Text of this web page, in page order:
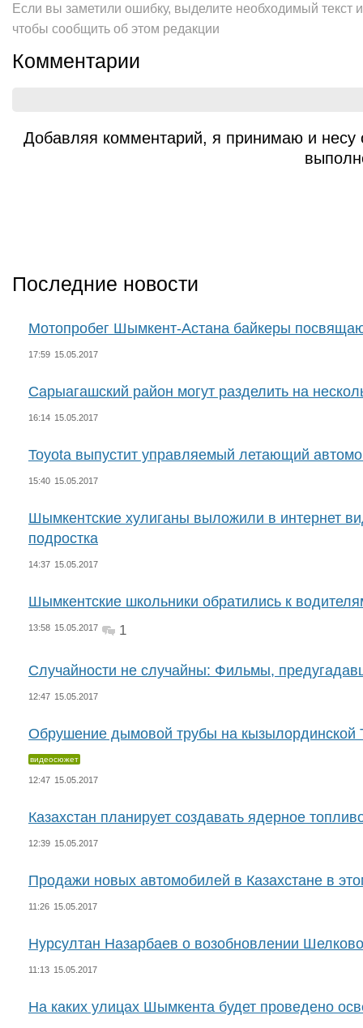
Если вы заметили ошибку, выделите необходимый текст
чтобы сообщить об этом редакции
Комментарии
Добавляя комментарий, я принимаю и несу
Последние новости
Мотопробег Шымкент-Астана байкеры
17:59 15.05.2017
Сарыагашский район могут разделить на
16:14 15.05.2017
Toyota выпустит управляемый летающий
15:40 15.05.2017
Шымкентские хулиганы выложили в интернет
подростка
14:37 15.05.2017
Шымкентские школьники обратились к
13:58 15.05.2017 1
Случайности не случайны: Фильмы,
12:47 15.05.2017
Обрушение дымовой трубы на
видеосюжет
12:47 15.05.2017
Казахстан планирует создавать ядерное
12:39 15.05.2017
Продажи новых автомобилей в Казахстане в
11:26 15.05.2017
Нурсултан Назарбаев о возобновлении
11:13 15.05.2017
На каких улицах Шымкента будет проведено